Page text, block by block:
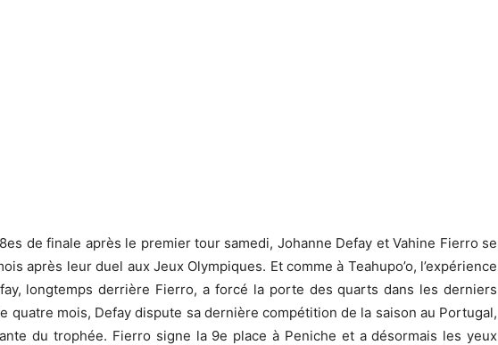
de finale après le premier tour samedi, Johanne Defay et Vahine Fierro se
après leur duel aux Jeux Olympiques. Et comme à Teahupo’o, l’expérience
longtemps derrière Fierro, a forcé la porte des quarts dans les derniers
quatre mois, Defay dispute sa dernière compétition de la saison au Portugal,
du trophée. Fierro signe la 9e place à Peniche et a désormais les yeux